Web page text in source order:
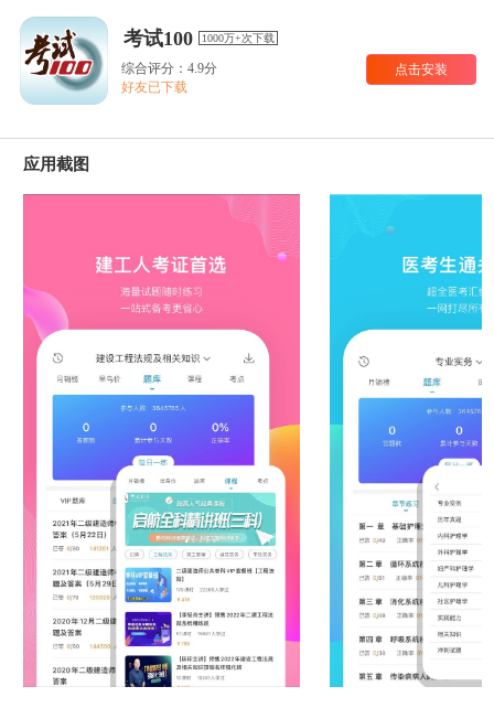
考试100 1000万+次下载
综合评分：4.9分
好友已下载
点击安装
应用截图